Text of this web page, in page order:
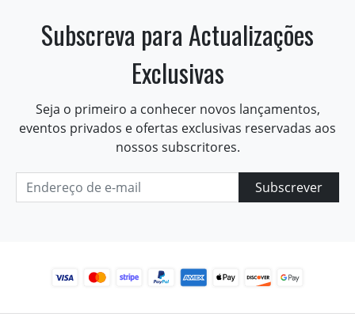
Subscreva para Actualizações
Exclusivas
Seja o primeiro a conhecer novos lançamentos,
eventos privados e ofertas exclusivas reservadas aos
nossos subscritores.
Subscrever